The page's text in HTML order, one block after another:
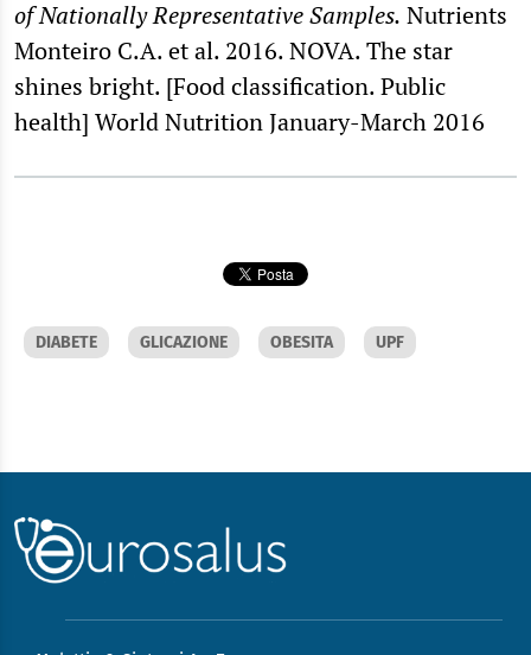
of Nationally Representative Samples. Nutrients
Monteiro C.A. et al. 2016. NOVA. The star
shines bright. [Food classification. Public
health] World Nutrition January-March 2016
DIABETE GLICAZIONE OBESITA UPF